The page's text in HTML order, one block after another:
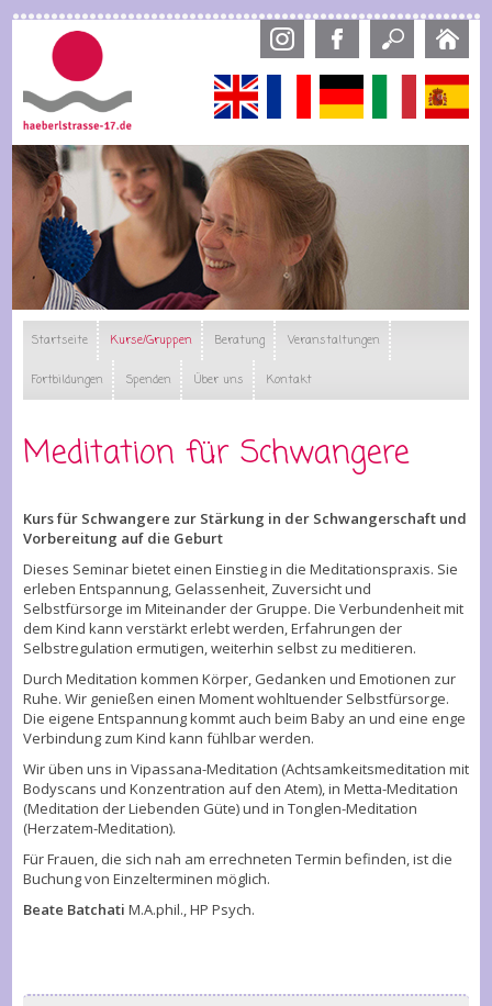
Direkt
Français Italiano
Startseite Kurse/Gruppen Beratung Veranstaltungen
Fortbildungen Spenden Über uns Kontakt
Meditation für Schwangere
Kurs für Schwangere zur Stärkung in der Schwangerschaft und
Vorbereitung auf die Geburt
Dieses Seminar bietet einen Einstieg in die Meditationspraxis. Sie
erleben Entspannung, Gelassenheit, Zuversicht und
Selbstfürsorge im Miteinander der Gruppe. Die Verbundenheit mit
dem Kind kann verstärkt erlebt werden, Erfahrungen der
Selbstregulation ermutigen, weiterhin selbst zu meditieren.
Durch Meditation kommen Körper, Gedanken und Emotionen zur
Ruhe. Wir genießen einen Moment wohltuender Selbstfürsorge.
Die eigene Entspannung kommt auch beim Baby an und eine enge
Verbindung zum Kind kann fühlbar werden.
Wir üben uns in Vipassana-Meditation (Achtsamkeitsmeditation mit
Bodyscans und Konzentration auf den Atem), in Metta-Meditation
(Meditation der Liebenden Güte) und in Tonglen-Meditation
(Herzatem-Meditation).
Für Frauen, die sich nah am errechneten Termin befinden, ist die
Buchung von Einzelterminen möglich.
Beate Batchati M.A.phil., HP Psych.